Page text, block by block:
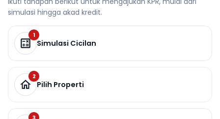
simulasi hingga akad kredit.
1
Simulasi Cicilan
2
Pilih Properti